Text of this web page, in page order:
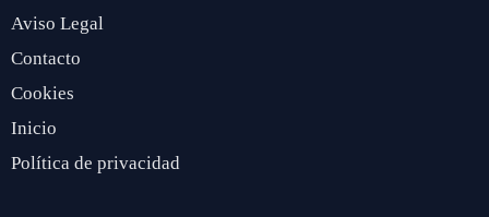
Aviso Legal
Contacto
Cookies
Inicio
Política de privacidad